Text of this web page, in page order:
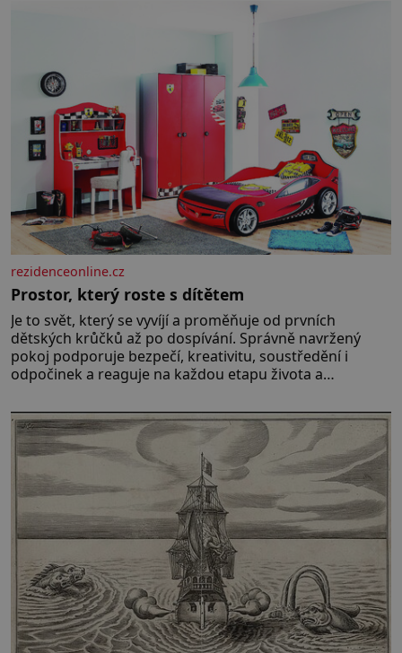
tamní zednářské lóže. Nebyl v této oblasti žádným
nováčkem, protože do zednářské
rezidenceonline.cz
Prostor, který roste s dítětem
Je to svět, který se vyvíjí a proměňuje od prvních
dětských krůčků až po dospívání. Správně navržený
pokoj podporuje bezpečí, kreativitu, soustředění i
odpočinek a reaguje na každou etapu života a
jednoduchost, měkkost a bezpečí, proto by pokoj
miminka měl působit především klidně a útulně.
Předškolní věk je